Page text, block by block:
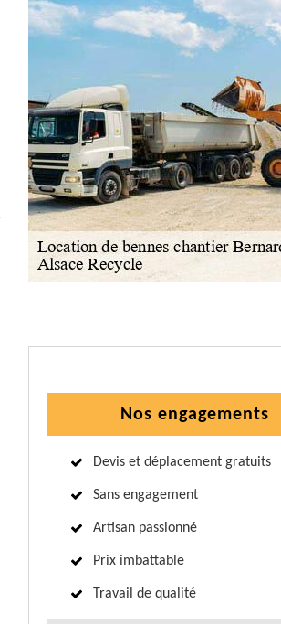
Nos engagements
Devis et déplacement gratuits
Sans engagement
Artisan passionné
Prix imbattable
Travail de qualité